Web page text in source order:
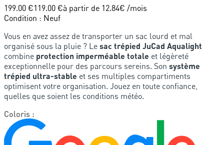
199.00 €119.00 €à partir de 12.84€ /mois
Condition : Neuf
Vous en avez assez de transporter un sac lourd et mal
organisé sous la pluie ? Le sac trépied JuCad Aqualight
combine protection imperméable totale et légèreté
exceptionnelle pour des parcours sereins. Son système
trépied ultra-stable et ses multiples compartiments
optimisent votre organisation. Jouez en toute confiance,
quelles que soient les conditions météo.
Coloris :